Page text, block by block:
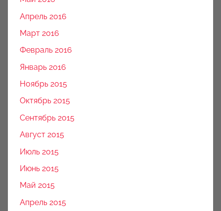
Апрель 2016
Март 2016
Февраль 2016
Январь 2016
Ноябрь 2015
Октябрь 2015
Сентябрь 2015
Август 2015
Июль 2015
Июнь 2015
Май 2015
Апрель 2015